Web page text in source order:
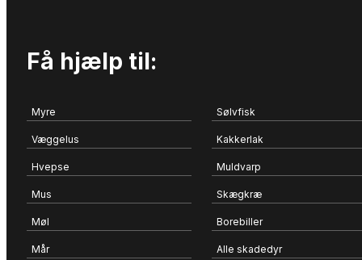
Få hjælp til:
Myre Sølvfisk
Væggelus Kakkerlak
Hvepse Muldvarp
Mus Skægkræ
Møl Borebiller
Mår Alle skadedyr